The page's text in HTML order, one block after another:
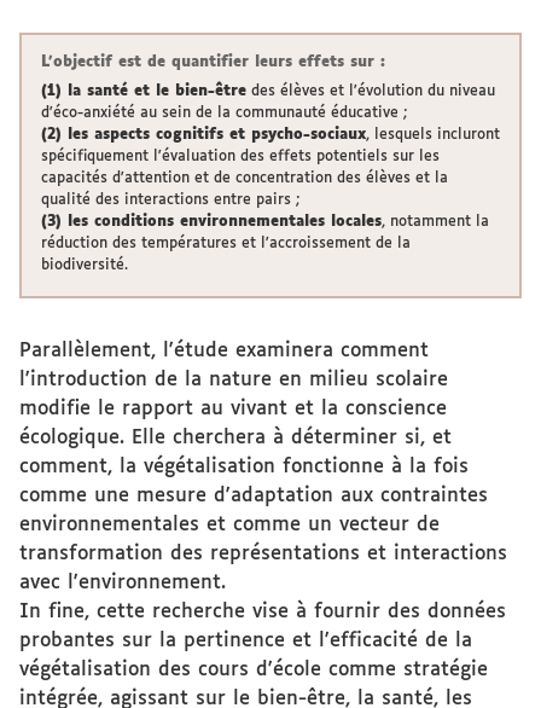
L'objectif est de quantifier leurs effets sur :
(1) la santé et le bien-être des élèves et l'évolution du niveau
d'éco-anxiété au sein de la communauté éducative ;
(2) les aspects cognitifs et psycho-sociaux, lesquels incluront
spécifiquement l'évaluation des effets potentiels sur les
capacités d'attention et de concentration des élèves et la
qualité des interactions entre pairs ;
(3) les conditions environnementales locales, notamment la
réduction des températures et l'accroissement de la
biodiversité.
Parallèlement, l'étude examinera comment
l'introduction de la nature en milieu scolaire
modifie le rapport au vivant et la conscience
écologique. Elle cherchera à déterminer si, et
comment, la végétalisation fonctionne à la fois
comme une mesure d'adaptation aux contraintes
environnementales et comme un vecteur de
transformation des représentations et interactions
avec l'environnement.
In fine, cette recherche vise à fournir des données
probantes sur la pertinence et l'efficacité de la
végétalisation des cours d'école comme stratégie
intégrée, agissant sur le bien-être, la santé, les